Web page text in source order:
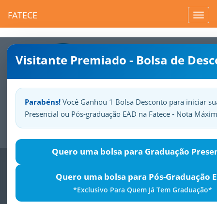
FATECE
Visitante Premiado - Bolsa de
Parabéns! Você Ganhou 1 Bolsa Desconto para iniciar
Presencial ou Pós-graduação EAD na Fatece - Nota
Quero uma bolsa para Graduação
Quero uma bolsa para Pós-Graduação
*Exclusivo Para Quem Já Tem Graduação*
SuaFatece.Seuorgulho.
Previous